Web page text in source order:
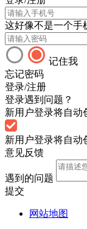
这好像不是一个手
记住我
忘记密码
登录/注册
登录遇到问题？
新用户登录将自动
新用户登录将自动
意见反馈
遇到的问题
提交
网站地图